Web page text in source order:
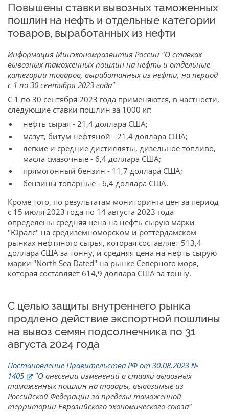
Повышены ставки вывозных таможенных
пошлин на нефть и отдельные категории
товаров, выработанных из нефти
Информация Минэкономразвития России "О ставках
вывозных таможенных пошлин на нефть и отдельные
категории товаров, выработанных из нефти, на период
с 1 по 30 сентября 2023 года"
С 1 по 30 сентября 2023 года применяются, в частности,
следующие ставки пошлин за 1000 кг:
нефть сырая - 21,4 доллара США;
мазут, битум нефтяной - 21,4 доллара США;
легкие и средние дистилляты, дизельное топливо,
масла смазочные - 6,4 доллара США;
прямогонный бензин - 11,7 доллара США;
бензины товарные - 6,4 доллара США.
Кроме того, по результатам мониторинга цен за период
с 15 июля 2023 года по 14 августа 2023 года
определены средняя цена на нефть сырую марки
"Юралс" на средиземноморском и роттердамском
рынках нефтяного сырья, которая составляет 513,4
доллара США за тонну, и средняя цена на нефть сырую
марки "North Sea Dated" на рынке Северного моря,
которая составляет 614,9 доллара США за тонну.
С целью защиты внутреннего рынка
продлено действие экспортной пошлины
на вывоз семян подсолнечника по 31
августа 2024 года
Постановление Правительства РФ от 30.08.2023 №
1405
"О внесении изменений в ставки вывозных
таможенных пошлин на товары, вывозимые из
Российской Федерации за пределы таможенной
территории Евразийского экономического союза"